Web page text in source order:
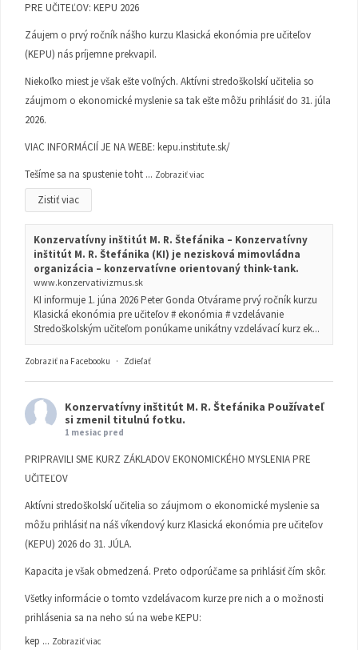
PRE UČITEĽOV: KEPU 2026
Záujem o prvý ročník nášho kurzu Klasická ekonómia pre učiteľov
(KEPU) nás príjemne prekvapil.
Niekoľko miest je však ešte voľných. Aktívni stredoškolskí učitelia so
záujmom o ekonomické myslenie sa tak ešte môžu prihlásiť do 31. júla
2026.
VIAC INFORMÁCIÍ JE NA WEBE: kepu.institute.sk/
Tešíme sa na spustenie toht ... Zobraziť viac
Zistiť viac
Konzervatívny inštitút M. R. Štefánika – Konzervatívny
inštitút M. R. Štefánika (KI) je nezisková mimovládna
organizácia – konzervatívne orientovaný think-tank.
www.konzervativizmus.sk
KI informuje 1. júna 2026 Peter Gonda Otvárame prvý ročník kurzu
Klasická ekonómia pre učiteľov # ekonómia # vzdelávanie
Stredoškolským učiteľom ponúkame unikátny vzdelávací kurz ek...
Zobraziť na Facebooku · Zdieľať
Konzervatívny inštitút M. R. Štefánika Používateľ
si zmenil titulnú fotku.
1 mesiac pred
PRIPRAVILI SME KURZ ZÁKLADOV EKONOMICKÉHO MYSLENIA PRE
UČITEĽOV
Aktívni stredoškolskí učitelia so záujmom o ekonomické myslenie sa
môžu prihlásiť na náš víkendový kurz Klasická ekonómia pre učiteľov
(KEPU) 2026 do 31. JÚLA.
Kapacita je však obmedzená. Preto odporúčame sa prihlásiť čím skôr.
Všetky informácie o tomto vzdelávacom kurze pre nich a o možnosti
prihlásenia sa na neho sú na webe KEPU:
kep ... Zobraziť viac